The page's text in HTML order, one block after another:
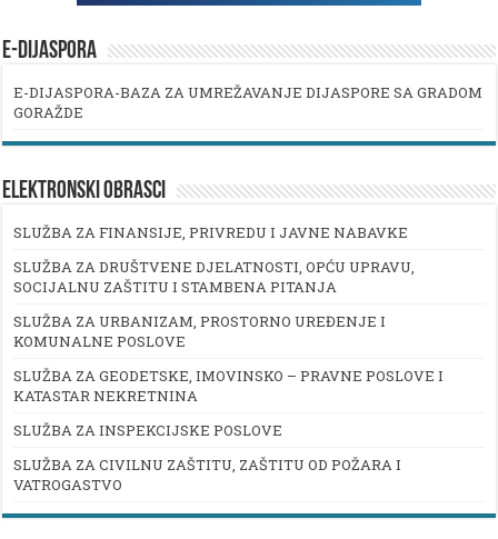
E-DIJASPORA
E-DIJASPORA-BAZA ZA UMREŽAVANJE DIJASPORE SA GRADOM
GORAŽDE
ELEKTRONSKI OBRASCI
SLUŽBA ZA FINANSIJE, PRIVREDU I JAVNE NABAVKE
SLUŽBA ZA DRUŠTVENE DJELATNOSTI, OPĆU UPRAVU,
SOCIJALNU ZAŠTITU I STAMBENA PITANJA
SLUŽBA ZA URBANIZAM, PROSTORNO UREĐENJE I
KOMUNALNE POSLOVE
SLUŽBA ZA GEODETSKE, IMOVINSKO – PRAVNE POSLOVE I
KATASTAR NEKRETNINA
SLUŽBA ZA INSPEKCIJSKE POSLOVE
SLUŽBA ZA CIVILNU ZAŠTITU, ZAŠTITU OD POŽARA I
VATROGASTVO